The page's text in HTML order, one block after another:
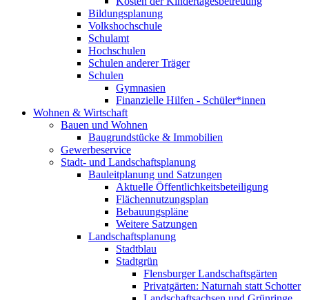
Bildungsplanung
Volkshochschule
Schulamt
Hochschulen
Schulen anderer Träger
Schulen
Gymnasien
Finanzielle Hilfen - Schüler*innen
Wohnen & Wirtschaft
Bauen und Wohnen
Baugrundstücke & Immobilien
Gewerbeservice
Stadt- und Landschaftsplanung
Bauleitplanung und Satzungen
Aktuelle Öffentlichkeitsbeteiligung
Flächennutzungsplan
Bebauungspläne
Weitere Satzungen
Landschaftsplanung
Stadtblau
Stadtgrün
Flensburger Landschaftsgärten
Privatgärten: Naturnah statt Schotter